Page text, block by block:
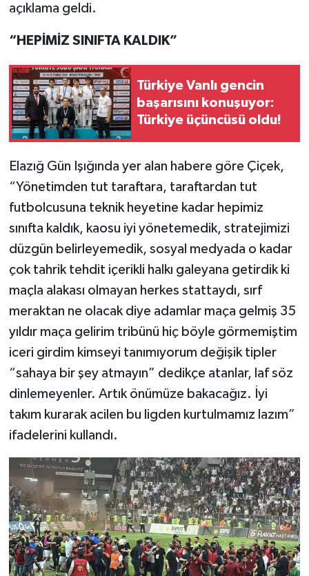
açıklama geldi.
“HEPİMİZ SINIFTA KALDIK”
Türkiye Vanlı gencin
başarısını konuşuyor:
Türkiye üçüncüsü oldu!
Elazığ Gün Işığında yer alan habere göre Çiçek,
“Yönetimden tut taraftara, taraftardan tut
futbolcusuna teknik heyetine kadar hepimiz
sınıfta kaldık, kaosu iyi yönetemedik, stratejimizi
düzgün belirleyemedik, sosyal medyada o kadar
çok tahrik tehdit içerikli halkı galeyana getirdik ki
maçla alakası olmayan herkes stattaydı, sırf
meraktan ne olacak diye adamlar maça gelmiş 35
yıldır maça gelirim tribünü hiç böyle görmemiştim
iceri girdim kimseyi tanımıyorum değişik tipler
“sahaya bir şey atmayın” dedikçe atanlar, laf söz
dinlemeyenler. Artık önümüze bakacağız. İyi
takım kurarak acilen bu ligden kurtulmamız lazım”
ifadelerini kullandı.